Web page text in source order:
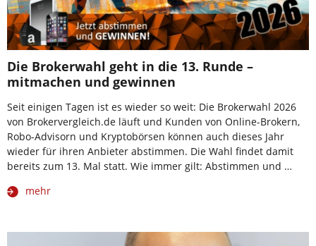
Die Brokerwahl geht in die 13. Runde –
mitmachen und gewinnen
Seit einigen Tagen ist es wieder so weit: Die Brokerwahl 2026
von Brokervergleich.de läuft und Kunden von Online-Brokern,
Robo-Advisorn und Kryptobörsen können auch dieses Jahr
wieder für ihren Anbieter abstimmen. Die Wahl findet damit
bereits zum 13. Mal statt. Wie immer gilt: Abstimmen und …
mehr